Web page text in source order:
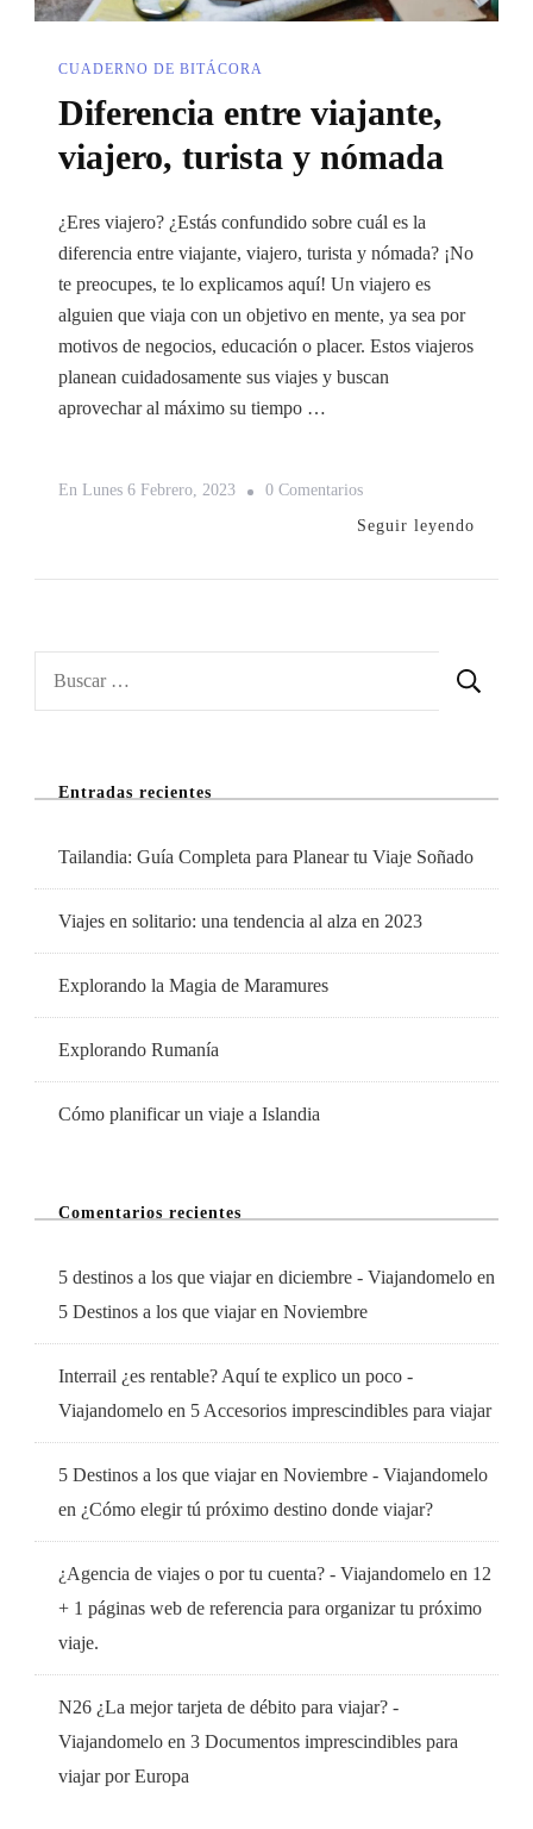
CUADERNO DE BITÁCORA
Diferencia entre viajante,
viajero, turista y nómada
¿Eres viajero? ¿Estás confundido sobre cuál es la
diferencia entre viajante, viajero, turista y nómada? ¡No
te preocupes, te lo explicamos aquí! Un viajero es
alguien que viaja con un objetivo en mente, ya sea por
motivos de negocios, educación o placer. Estos viajeros
planean cuidadosamente sus viajes y buscan
aprovechar al máximo su tiempo …
En Lunes 6 Febrero, 2023 0 ComentariosEn
Diferencia
Seguir leyendo
Entradas recientes
Tailandia: Guía Completa para Planear tu Viaje Soñado
Viajes en solitario: una tendencia al alza en 2023
Explorando la Magia de Maramures
Explorando Rumanía
Cómo planificar un viaje a Islandia
Comentarios recientes
5 destinos a los que viajar en diciembre - Viajandomelo en
5 Destinos a los que viajar en Noviembre
Interrail ¿es rentable? Aquí te explico un poco -
Viajandomelo en 5 Accesorios imprescindibles para viajar
5 Destinos a los que viajar en Noviembre - Viajandomelo
en ¿Cómo elegir tú próximo destino donde viajar?
¿Agencia de viajes o por tu cuenta? - Viajandomelo en 12
+ 1 páginas web de referencia para organizar tu próximo
viaje.
N26 ¿La mejor tarjeta de débito para viajar? -
Viajandomelo en 3 Documentos imprescindibles para
viajar por Europa